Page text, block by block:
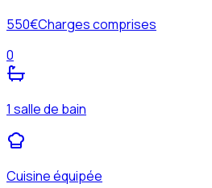
550€Charges comprises
0
1 salle de bain
Cuisine équipée